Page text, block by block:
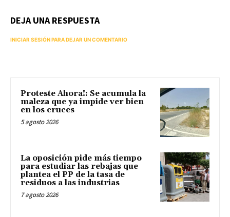
DEJA UNA RESPUESTA
INICIAR SESIÓN PARA DEJAR UN COMENTARIO
Proteste Ahora!: Se acumula la
maleza que ya impide ver bien
en los cruces
5 agosto 2026
La oposición pide más tiempo
para estudiar las rebajas que
plantea el PP de la tasa de
residuos a las industrias
7 agosto 2026